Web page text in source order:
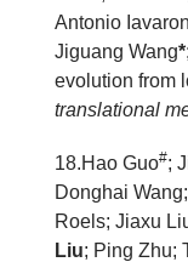
Antonio
Jiguang Wang*
evolution from
translational
18.Hao Guo#;
Donghai
Roels; Jiaxu
Liu; Ping Zhu;